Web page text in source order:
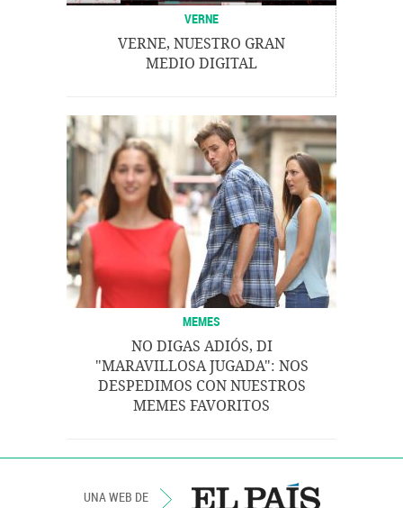
VERNE
VERNE, NUESTRO GRAN
MEDIO DIGITAL
MEMES
NO DIGAS ADIÓS, DI
"MARAVILLOSA JUGADA": NOS
DESPEDIMOS CON NUESTROS
MEMES FAVORITOS
UNA WEB DE